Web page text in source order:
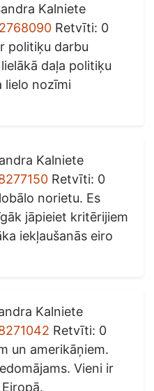
Kalniete
Retvīti: 0
politiķu darbu
daļa politiķu
lielo nozīmi
Kalniete
Retvīti: 0
norietu. Es
jāpieiet kritērijiem
iekļaušanās eiro
Kalniete
Retvīti: 0
un amerikāņiem.
Vieni ir